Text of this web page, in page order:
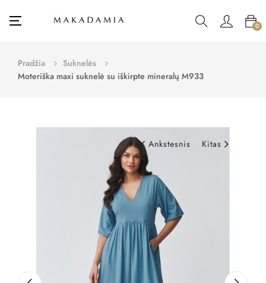
Toggle
☰ 0
Pradžia
Suknelės
Moteriška maxi suknelė su iškirpte mineralų M933
Ankstesnis Kitas